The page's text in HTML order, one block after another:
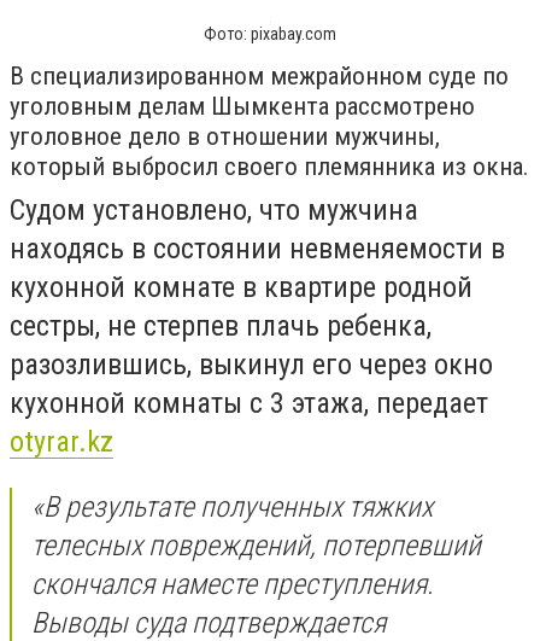
Фото: pixabay.com
В специализированном межрайонном суде по
уголовным делам Шымкента рассмотрено
уголовное дело в отношении мужчины,
который выбросил своего племянника из окна.
Судом установлено, что мужчина
находясь в состоянии невменяемости в
кухонной комнате в квартире родной
сестры, не стерпев плачь ребенка,
разозлившись, выкинул его через окно
кухонной комнаты с 3 этажа, передает
otyrar.kz
«В результате полученных тяжких
телесных повреждений, потерпевший
скончался наместе преступления.
Выводы суда подтверждается